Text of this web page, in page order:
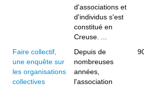
d'associations et
d'individus s'est
constitué en
Creuse. ...
Faire collectif,
une enquête sur
les organisations
collectives
Depuis de
nombreuses
années,
l'association